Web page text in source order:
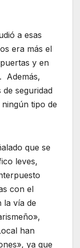
a esas
era más el
y en
Además,
seguridad
tipo de
que se
leves,
con el
la vía de
han
ya que